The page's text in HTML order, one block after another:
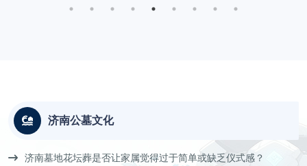
济南公墓文化
济南墓地花坛葬是否让家属觉得过于简单或缺乏仪式感？